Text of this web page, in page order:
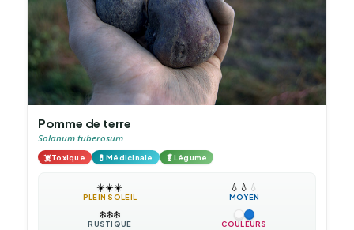
Pomme de terre
Solanum tuberosum
☠️Toxique 💊Médicinale 🥬Légume
☀️☀️☀️
PLEIN SOLEIL
💧 💧 💧
MOYEN
❄️❄️❄️
RUSTIQUE COULEURS